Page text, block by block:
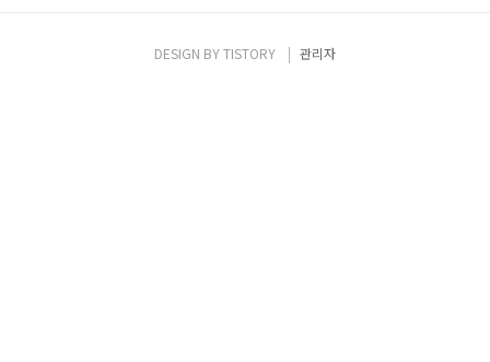
DESIGN BYTISTORY 관리자